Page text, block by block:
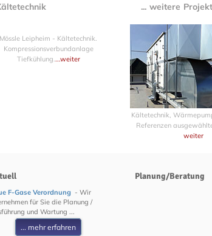
Mössle Leipheim - Kältetechnik.
Kompressionsverbundanlage
Tiefkühlung....weiter
... weitere
Kältetechnik,
Referenzen
weiter
F-Gase Verordnung - Wir
für Sie die Planung /
und Wartung ...
... mehr erfahren
Planung/Beratung